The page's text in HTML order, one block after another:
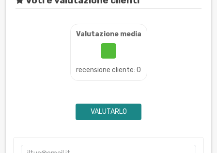
Valutazione media
recensione cliente: 0
VALUTARLO